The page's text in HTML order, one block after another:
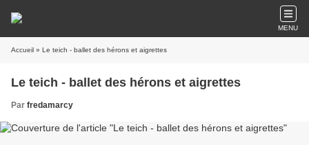
MENU
Accueil » Le teich - ballet des hérons et aigrettes
Le teich - ballet des hérons et aigrettes
Par fredamarcy